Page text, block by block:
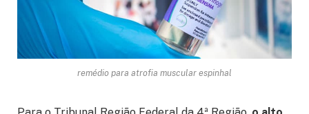
remédio para atrofia muscular espinhal